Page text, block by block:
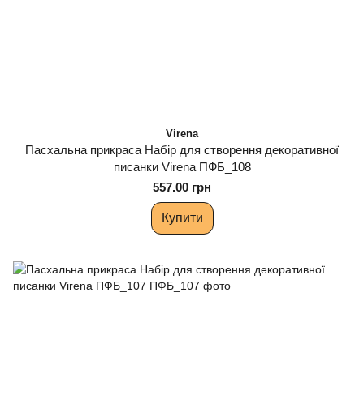
Virena
Пасхальна прикраса Набір для створення декоративної
писанки Virena ПФБ_108
557.00 грн
Купити